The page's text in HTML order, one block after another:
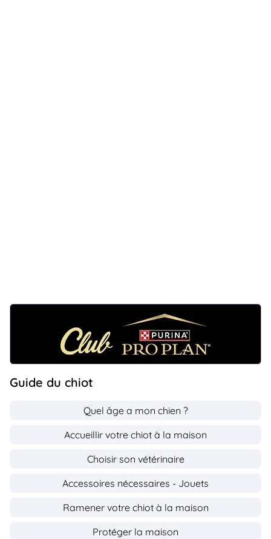
Guide du chiot
Quel âge a mon chien ?
Accueillir votre chiot à la maison
Choisir son vétérinaire
Accessoires nécessaires - Jouets
Ramener votre chiot à la maison
Protéger la maison